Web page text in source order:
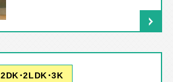
2DK･2LDK･3K